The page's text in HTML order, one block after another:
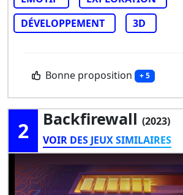
DÉVELOPPEMENT
3D
Bonne proposition + 5
2 Backfirewall (2023)
VOIR DES JEUX SIMILAIRES